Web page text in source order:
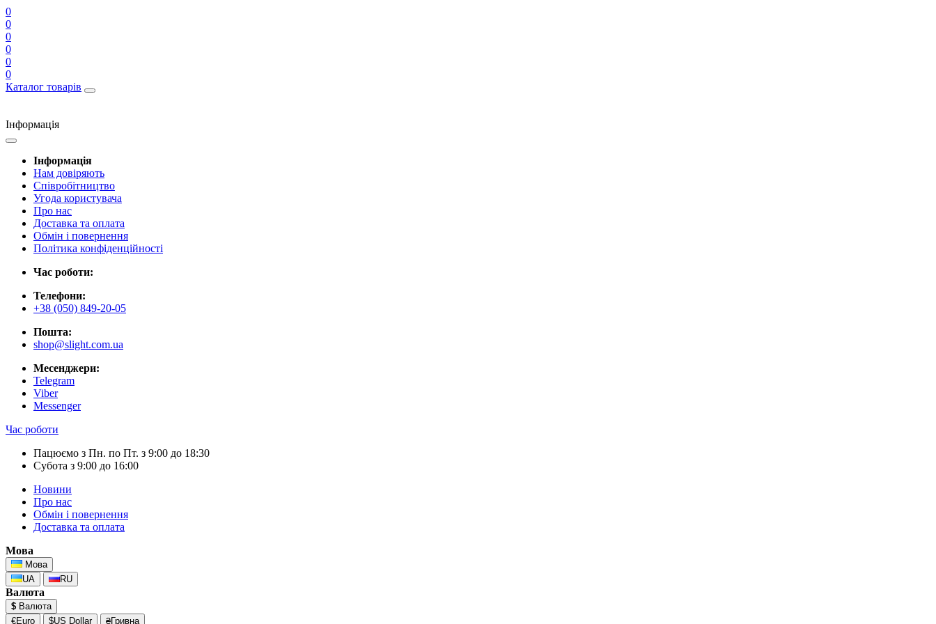
0
0
0
0
0
0
Каталог товарів
Інформація
Інформація
Нам довіряють
Співробітництво
Угода користувача
Про нас
Доставка та оплата
Обмін і повернення
Політика конфіденційності
Час роботи:
Телефони:
+38 (050) 849-20-05
Пошта:
shop@slight.com.ua
Месенджери:
Telegram
Viber
Messenger
Час роботи
Пацюємо з Пн. по Пт. з 9:00 до 18:30
Субота з 9:00 до 16:00
Новини
Про нас
Обмін і повернення
Доставка та оплата
Мова
Мова
UA
RU
Валюта
$ Валюта
€Euro
$US Dollar ₴Гривна